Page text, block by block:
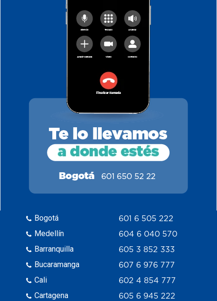
Bogotá
Medellín
Barranquilla
Bucaramanga
Cali
Cartagena
601 6 505 222
604 6 040 570
605 3 852 333
607 6 976 777
602 4 854 777
605 6 945 222